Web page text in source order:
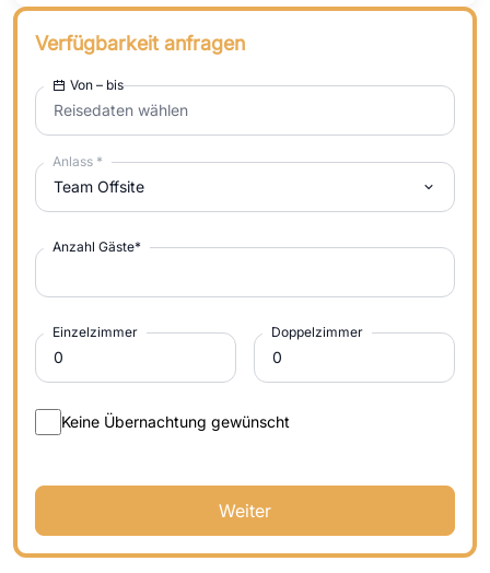
Verfügbarkeit anfragen
Reisedaten wählen
Von – bis
Team Offsite
Anlass *
Anzahl Gäste*
Einzelzimmer Doppelzimmer
Keine Übernachtung gewünscht
Weiter